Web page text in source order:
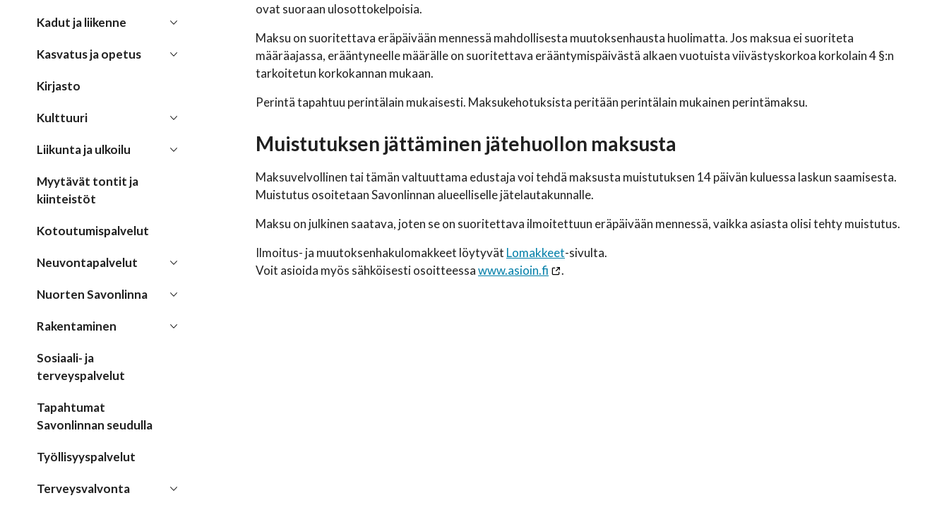
Kadut ja liikenne
Kasvatus ja opetus
Kirjasto
Kulttuuri
Liikunta ja ulkoilu
Myytävät tontit ja
kiinteistöt
Kotoutumispalvelut
Neuvontapalvelut
Nuorten Savonlinna
Rakentaminen
Sosiaali- ja
terveyspalvelut
Tapahtumat
Savonlinnan seudulla
Työllisyyspalvelut
Terveysvalvonta
ovat suoraan ulosottokelpoisia.
Maksu on suoritettava eräpäivään mennessä mahdollisesta muutoksenhausta huolimatta. Jos maksua ei suoriteta
määräajassa, erääntyneelle määrälle on suoritettava erääntymispäivästä alkaen vuotuista viivästyskorkoa korkolain 4 §:n
tarkoitetun korkokannan mukaan.
Perintä tapahtuu perintälain mukaisesti. Maksukehotuksista peritään perintälain mukainen perintämaksu.
Muistutuksen jättäminen jätehuollon maksusta
Maksuvelvollinen tai tämän valtuuttama edustaja voi tehdä maksusta muistutuksen 14 päivän kuluessa laskun saamisesta.
Muistutus osoitetaan Savonlinnan alueelliselle jätelautakunnalle.
Maksu on julkinen saatava, joten se on suoritettava ilmoitettuun eräpäivään mennessä, vaikka asiasta olisi tehty muistutus.
Ilmoitus- ja muutoksenhakulomakkeet löytyvät Lomakkeet-sivulta.
Voit asioida myös sähköisesti osoitteessawww.asioin.fi .